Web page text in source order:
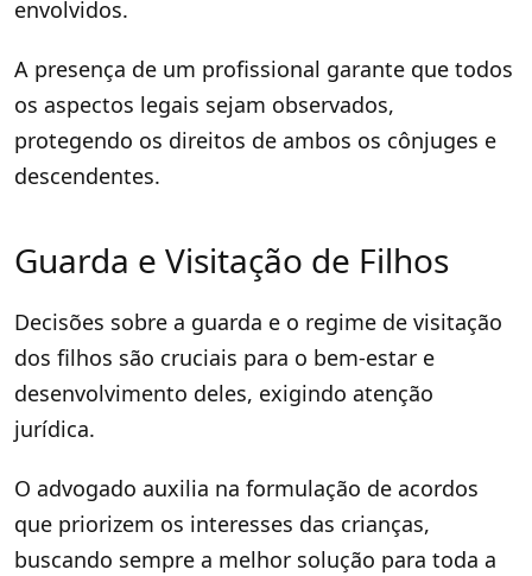
envolvidos.
A presença de um profissional garante que todos
os aspectos legais sejam observados,
protegendo os direitos de ambos os cônjuges e
descendentes.
Guarda e Visitação de Filhos
Decisões sobre a guarda e o regime de visitação
dos filhos são cruciais para o bem-estar e
desenvolvimento deles, exigindo atenção
jurídica.
O advogado auxilia na formulação de acordos
que priorizem os interesses das crianças,
buscando sempre a melhor solução para toda a